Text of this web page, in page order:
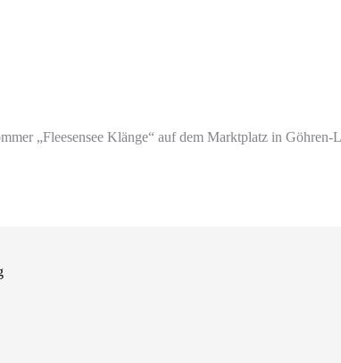
„Fleesensee Klänge“ auf dem Marktplatz in